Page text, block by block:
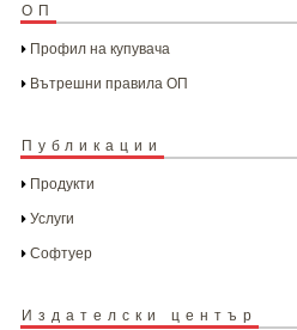
ОП
Профил на купувача
Вътрешни правила ОП
Публикации
Продукти
Услуги
Софтуер
Издателски център